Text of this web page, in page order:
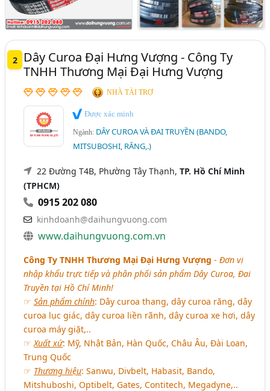
2
Dây Curoa Đại Hưng Vượng - Công Ty
TNHH Thương Mại Đại Hưng Vượng
NHÀ TÀI TRỢ
Được xác minh
Ngành: DÂY CUROA VÀ ĐAI TRUYỀN (BANDO,
MITSUBOSHI, RĂNG,.)
22 Đường T4B, Phường Tây Thạnh,TP. Hồ Chí Minh
(TPHCM)
0915 202 080
kinhdoanh@daihungvuong.com
www.daihungvuong.com.vn
Công Ty TNHH Thương Mại Đại Hưng Vượng-Đơn vị
nhập khẩu trực tiếp và phân phối sản phẩm Dây Curoa, Đai
Truyền tại Hồ Chí Minh!
☞Sản phẩm chính: Dây curoa thang, dây curoa răng, dây
curoa lục giác, dây curoa liền rãnh, dây curoa xe hơi, dây
curoa máy giặt,..
☞Xuất xứ: Mỹ, Nhật Bản, Hàn Quốc, Châu Âu, Đài Loan,
Trung Quốc
☞ Thương hiệu: Sanwu, Divbelt, Habasit, Bando,
Mitshuboshi, Optibelt, Gates, Contitech, Megadyne,..